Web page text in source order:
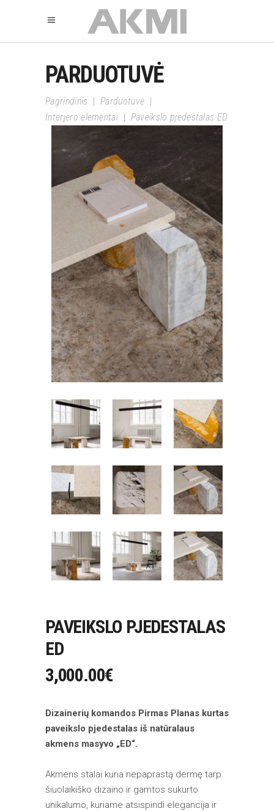
PARDUOTUVĖ
Pagrindinis |Parduotuvė |
Interjero elementai | Paveikslo pjedestalas ED
PAVEIKSLO PJEDESTALAS
ED
3,000.00€
Dizainerių komandos Pirmas Planas kurtas
paveikslo pjedestalas iš natūralaus
akmens masyvo „ED“.
Akmens stalai kuria nepaprastą dermę tarp
šiuolaikiško dizaino ir gamtos sukurto
unikalumo, kuriame atsispindi elegancija ir